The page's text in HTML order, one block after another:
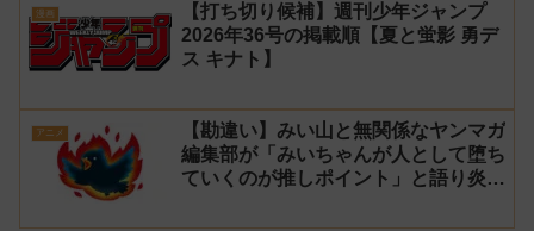
漫画
【打ち切り候補】週刊少年ジャンプ
2026年36号の掲載順【夏と蛍影 勇デ
ス キナト】
アニメ
【勘違い】みい山と無関係なヤンマガ
編集部が「みいちゃんが人として堕ち
ていくのが推しポイント」と語り炎上
ス】